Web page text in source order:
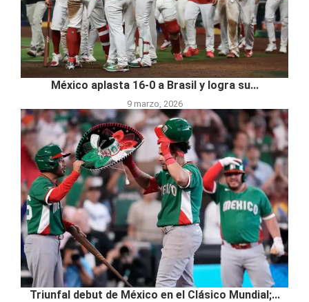
México aplasta 16-0 a Brasil y logra su...
9 marzo, 2026
Triunfal debut de México en el Clásico Mundial;...